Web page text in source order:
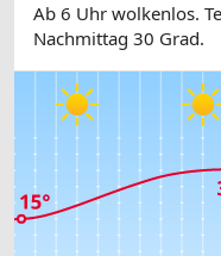
Ab 6 Uhr wolkenlos.
Nachmittag 30 Grad.